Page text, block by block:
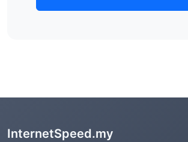
InternetSpeed.my